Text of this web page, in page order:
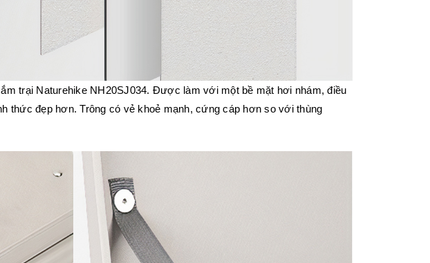
trại Naturehike NH20SJ034. Được làm với một bề mặt hơi nhám, điều
thức đẹp hơn. Trông có vẻ khoẻ mạnh, cứng cáp hơn so với thùng